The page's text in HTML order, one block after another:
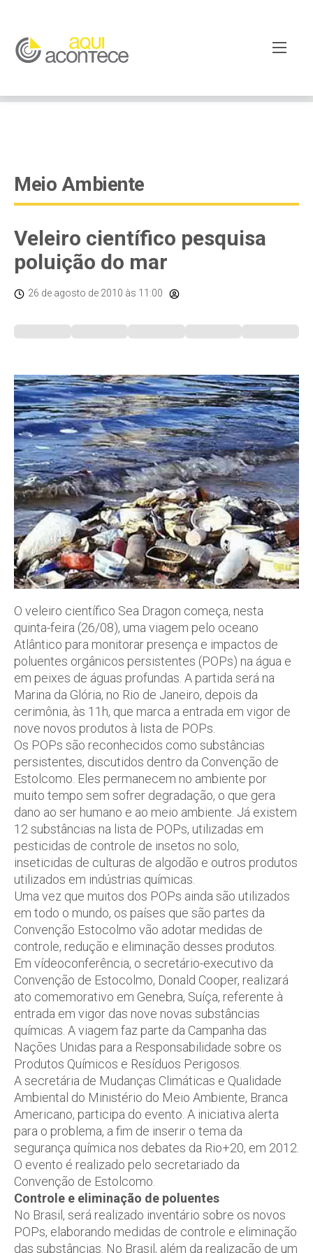
googleb82de9a22cec23e8.html
Meio Ambiente
Veleiro científico pesquisa
poluição do mar
26 de agosto de 2010 às 11:00
O veleiro científico Sea Dragon começa, nesta
quinta-feira (26/08), uma viagem pelo oceano
Atlântico para monitorar presença e impactos de
poluentes orgânicos persistentes (POPs) na água e
em peixes de águas profundas. A partida será na
Marina da Glória, no Rio de Janeiro, depois da
cerimônia, às 11h, que marca a entrada em vigor de
nove novos produtos à lista de POPs.
Os POPs são reconhecidos como substâncias
persistentes, discutidos dentro da Convenção de
Estolcomo. Eles permanecem no ambiente por
muito tempo sem sofrer degradação, o que gera
dano ao ser humano e ao meio ambiente. Já existem
12 substâncias na lista de POPs, utilizadas em
pesticidas de controle de insetos no solo,
inseticidas de culturas de algodão e outros produtos
utilizados em indústrias químicas.
Uma vez que muitos dos POPs ainda são utilizados
em todo o mundo, os países que são partes da
Convenção Estocolmo vão adotar medidas de
controle, redução e eliminação desses produtos.
Em vídeoconferência, o secretário-executivo da
Convenção de Estocolmo, Donald Cooper, realizará
ato comemorativo em Genebra, Suíça, referente à
entrada em vigor das nove novas substâncias
químicas. A viagem faz parte da Campanha das
Nações Unidas para a Responsabilidade sobre os
Produtos Químicos e Resíduos Perigosos.
A secretária de Mudanças Climáticas e Qualidade
Ambiental do Ministério do Meio Ambiente, Branca
Americano, participa do evento. A iniciativa alerta
para o problema, a fim de inserir o tema da
segurança química nos debates da Rio+20, em 2012.
O evento é realizado pelo secretariado da
Convenção de Estolcomo.
Controle e eliminação de poluentes
No Brasil, será realizado inventário sobre os novos
POPs, elaborando medidas de controle e eliminação
das substâncias. No Brasil, além da realização de um